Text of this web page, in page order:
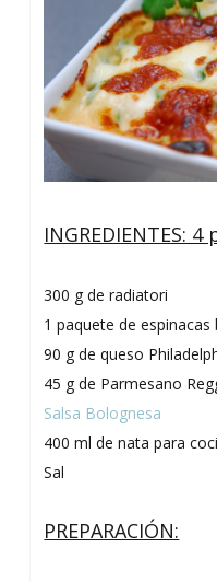
INGREDIENTES: 4
300 g de radiatori
1 paquete de espinacas
90 g de queso
45 g de Parmesano
Salsa Bolognesa
400 ml de nata para
Sal
PREPARACIÓN: